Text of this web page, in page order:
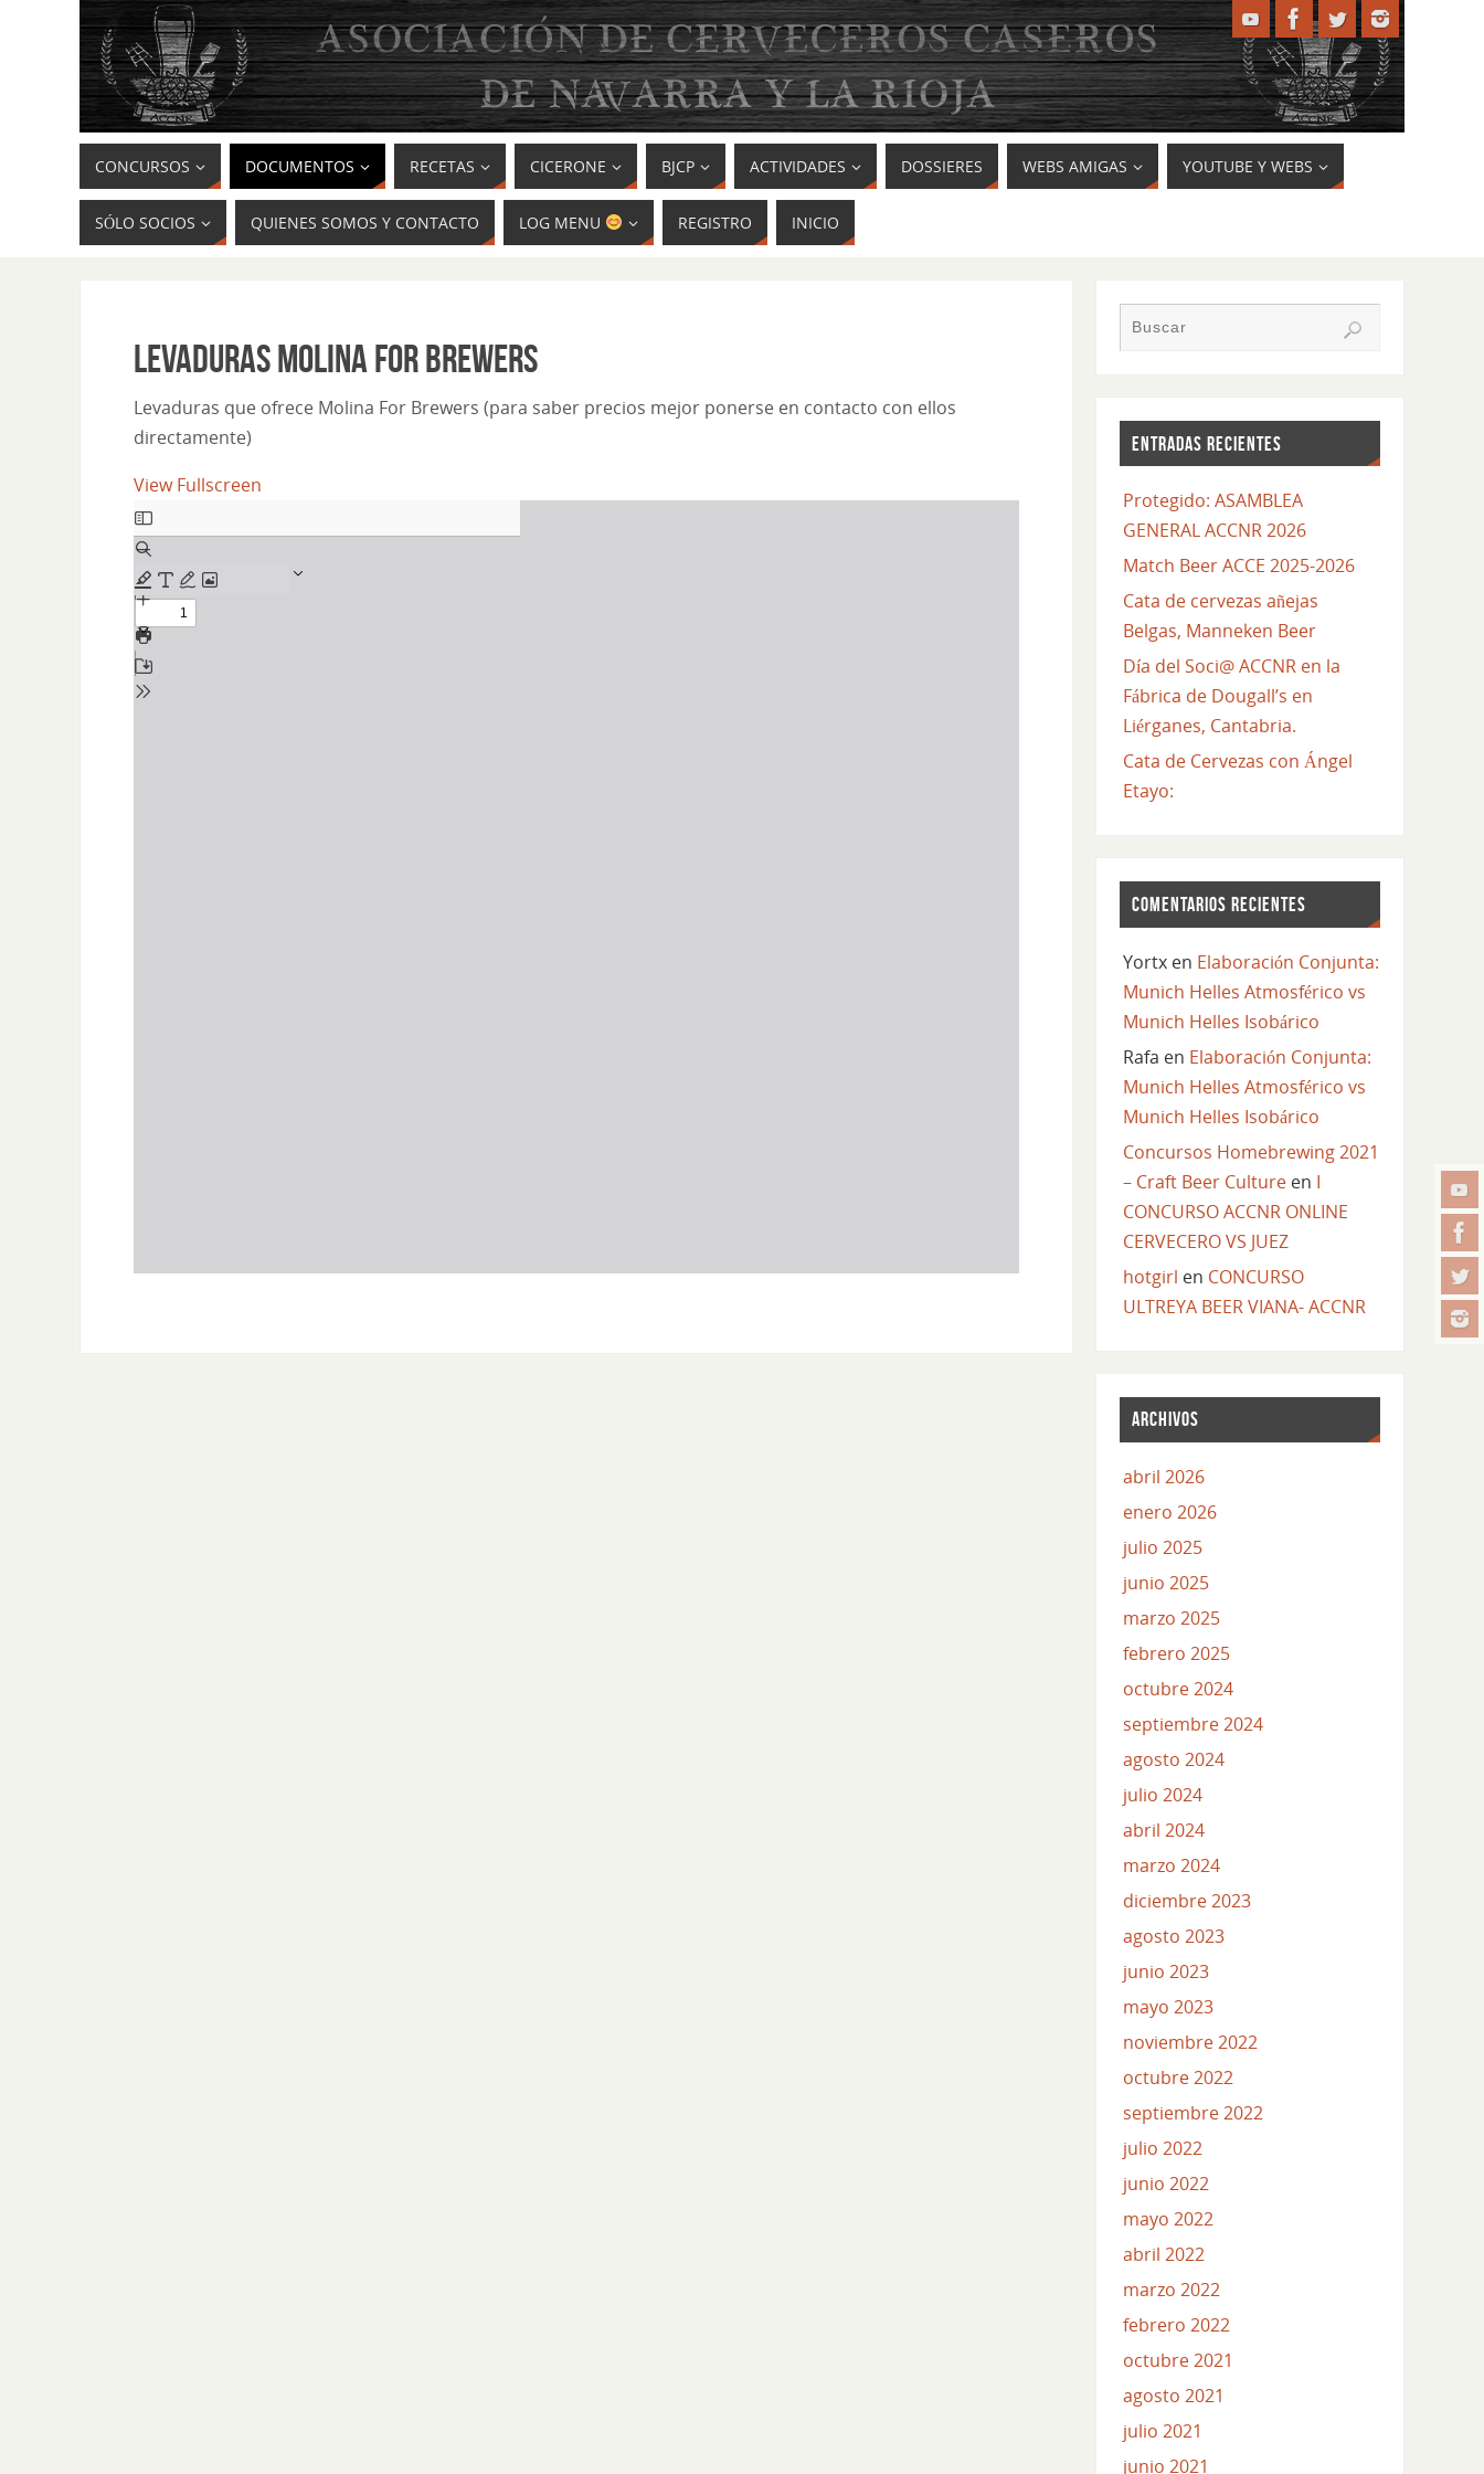
CONCURSOS DOCUMENTOS RECETAS CICERONE BJCP ACTIVIDADES DOSSIERES WEBS AMIGAS YOUTUBE Y WEBS
SÓLO SOCIOS QUIENES SOMOS Y CONTACTO LOG MENU REGISTRO INICIO
LEVADURAS MOLINA FOR BREWERS
Levaduras que ofrece Molina For Brewers (para saber precios mejor ponerse en contacto con ellos
directamente)
View Fullscreen
ENTRADAS RECIENTES
Protegido: ASAMBLEA
GENERAL ACCNR 2026
Match Beer ACCE 2025-2026
Cata de cervezas añejas
Belgas, Manneken Beer
Día del Soci@ ACCNR en la
Fábrica de Dougall’s en
Liérganes, Cantabria.
Cata de Cervezas con Ángel
Etayo:
COMENTARIOS RECIENTES
Yortxen Elaboración Conjunta:
Munich Helles Atmosférico vs
Munich Helles Isobárico
Rafa en Elaboración Conjunta:
Munich Helles Atmosférico vs
Munich Helles Isobárico
Concursos Homebrewing 2021
– Craft Beer Cultureen I
CONCURSO ACCNR ONLINE
CERVECERO VS JUEZ
hotgirl en CONCURSO
ULTREYA BEER VIANA- ACCNR
ARCHIVOS
abril 2026
enero 2026
julio 2025
junio 2025
marzo 2025
febrero 2025
octubre 2024
septiembre 2024
agosto 2024
julio 2024
abril 2024
marzo 2024
diciembre 2023
agosto 2023
junio 2023
mayo 2023
noviembre 2022
octubre 2022
septiembre 2022
julio 2022
junio 2022
mayo 2022
abril 2022
marzo 2022
febrero 2022
octubre 2021
agosto 2021
julio 2021
junio 2021